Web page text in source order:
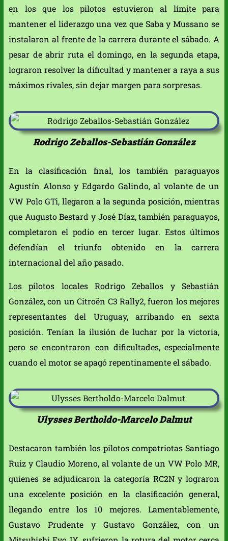
en los que los pilotos estuvieron al límite para
mantener el liderazgo una vez que Saba y Mussano se
instalaron al frente de la carrera durante el sábado. A
pesar de abrir ruta el domingo, en la segunda etapa,
lograron resolver la dificultad y mantener a raya a sus
máximos rivales, sin dejar margen para sorpresas.
Rodrigo Zeballos-Sebastián González
En la clasificación final, los también paraguayos
Agustín Alonso y Edgardo Galindo, al volante de un
VW Polo GTi, llegaron a la segunda posición, mientras
que Augusto Bestard y José Díaz, también paraguayos,
completaron el podio en tercer lugar. Estos últimos
defendían el triunfo obtenido en la carrera
internacional del año pasado.
Los pilotos locales Rodrigo Zeballos y Sebastián
González, con un Citroën C3 Rally2, fueron los mejores
representantes del Uruguay, arribando en sexta
posición. Tenían la ilusión de luchar por la victoria,
pero se encontraron con dificultades, especialmente
cuando el motor se apagó repentinamente el sábado.
Ulysses Bertholdo-Marcelo Dalmut
Destacaron también los pilotos compatriotas Santiago
Ruiz y Claudio Moreno, al volante de un VW Polo MR,
quienes se adjudicaron la categoría RC2N y lograron
una excelente posición en la clasificación general,
llegando entre los 10 mejores. Lamentablemente,
Gustavo Prudente y Gustavo González, con un